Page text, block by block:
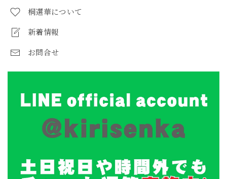
桐選華について
新着情報
お問合せ